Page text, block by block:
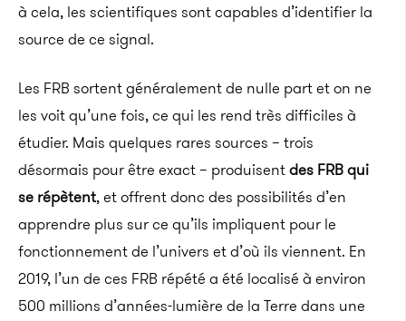
à cela, les scientifiques sont capables d’identifier la
source de ce signal.
Les FRB sortent généralement de nulle part et on ne
les voit qu’une fois, ce qui les rend très difficiles à
étudier. Mais quelques rares sources – trois
désormais pour être exact – produisentdes FRB qui
se répètent, et offrent donc des possibilités d’en
apprendre plus sur ce qu’ils impliquent pour le
fonctionnement de l’univers et d’où ils viennent. En
2019, l’un de ces FRB répété a été localisé à environ
500 millions d’années-lumière de la Terre dans une